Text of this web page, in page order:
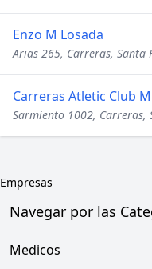
Enzo M Losada
Arias 265, Carreras, Santa
Carreras Atletic Club
Sarmiento 1002, Carreras,
Empresas
Navegar por las
Medicos